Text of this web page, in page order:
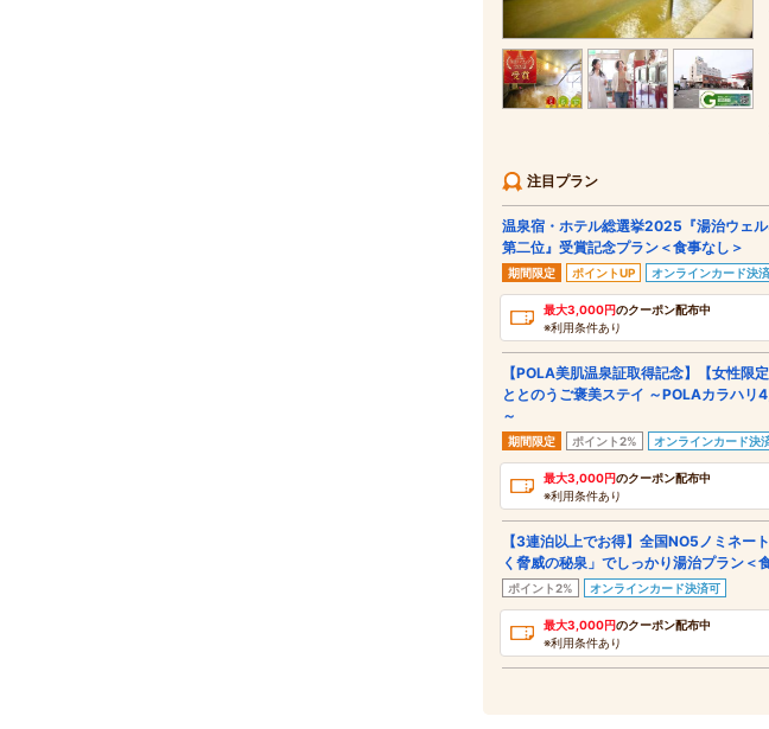
注目プラン
温泉宿・ホテル総選挙2025『湯治ウェ
第二位』受賞記念プラン＜食事なし＞
期間限定 ポイントUP オンラインカード決
最大3,000円のクーポン配布中
※利用条件あり
【POLA美肌温泉証取得記念】【女性限
ととのうご褒美ステイ ～POLAカラハリ
～
期間限定 ポイント2% オンラインカード決
最大3,000円のクーポン配布中
※利用条件あり
【3連泊以上でお得】全国NO5ノミネー
く脅威の秘泉」でしっかり湯治プラン＜
ポイント2% オンラインカード決済可
最大3,000円のクーポン配布中
※利用条件あり